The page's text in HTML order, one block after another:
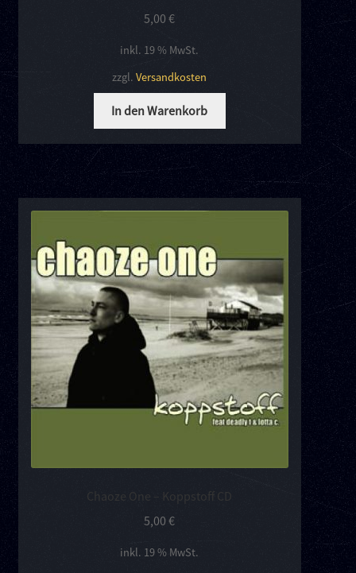
5,00€
inkl. 19 % MwSt.
zzgl.Versandkosten
In den Warenkorb
Chaoze One – Koppstoff CD
5,00€
inkl. 19 % MwSt.